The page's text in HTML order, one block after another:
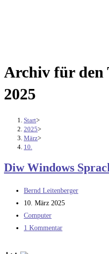
Archiv für den
2025
Start>
2025>
März>
10.
Diw Windows
Beitrags-
Autor:
Bernd Leitenberger
Beitrag
veröffentlicht:
10. März 2025
Beitrags-
Kategorie:
Computer
Beitrags-
1 Kommentar